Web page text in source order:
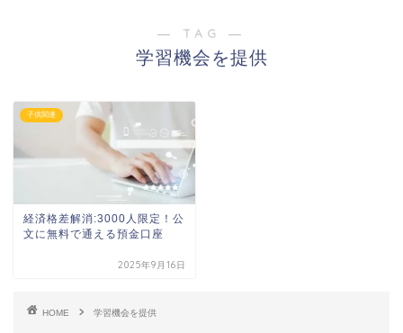
― TAG ―
学習機会を提供
子供関連
経済格差解消:3000人限定！公
文に無料で通える預金口座
2025年9月16日
HOME 学習機会を提供